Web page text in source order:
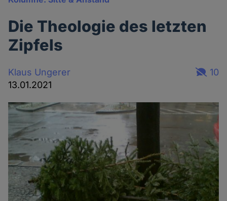
Die Theologie des letzten
Zipfels
Klaus Ungerer
13.01.2021
10